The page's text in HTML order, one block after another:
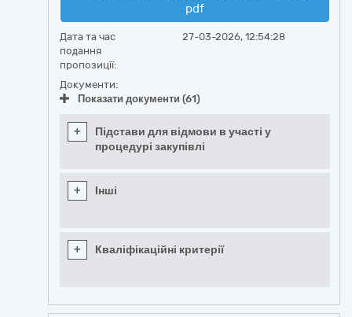
pdf
Дата та час
подання
пропозиції:
27-03-2026, 12:54:28
Документи:
Показати документи (61)
+
Підстави для відмови в участі у
процедурі закупівлі
+ Інші
+ Кваліфікаційні критерії